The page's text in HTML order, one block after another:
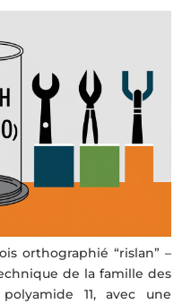
orthographié “rislan” –
de la famille des
11, avec une